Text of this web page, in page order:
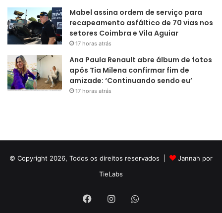
Mabel assina ordem de serviço para
recapeamento asfáltico de 70 vias nos
setores Coimbra e Vila Aguiar
17 horas atrás
Ana Paula Renault abre álbum de fotos
após Tia Milena confirmar fim de
amizade: ‘Continuando sendo eu’
17 horas atrás
© Copyright 2026, Todos os direitos reservados |
Jannah por
TieLabs
FacebookInstagramWhatsApp